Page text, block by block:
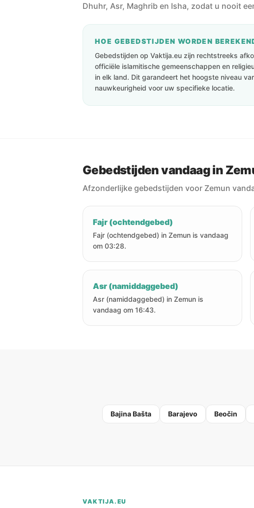
Dhuhr, Asr, Maghrib en Isha, zodat u nooit
HOE GEBEDSTIJDEN WORDEN
Gebedstijden op Vaktija.eu zijn rechtstreeks
officiële islamitische gemeenschappen en
in elk land. Dit garandeert het hoogste niveau
nauwkeurigheid voor uw specifieke locatie.
Gebedstijden vandaag in
Afzonderlijke gebedstijden voor Zemun
Fajr (ochtendgebed)
Fajr (ochtendgebed) in Zemun is vandaag
om 03:28.
Asr (namiddaggebed)
Asr (namiddaggebed) in Zemun is
vandaag om 16:43.
Bajina Bašta Barajevo Beočin
VAKTIJA.EU